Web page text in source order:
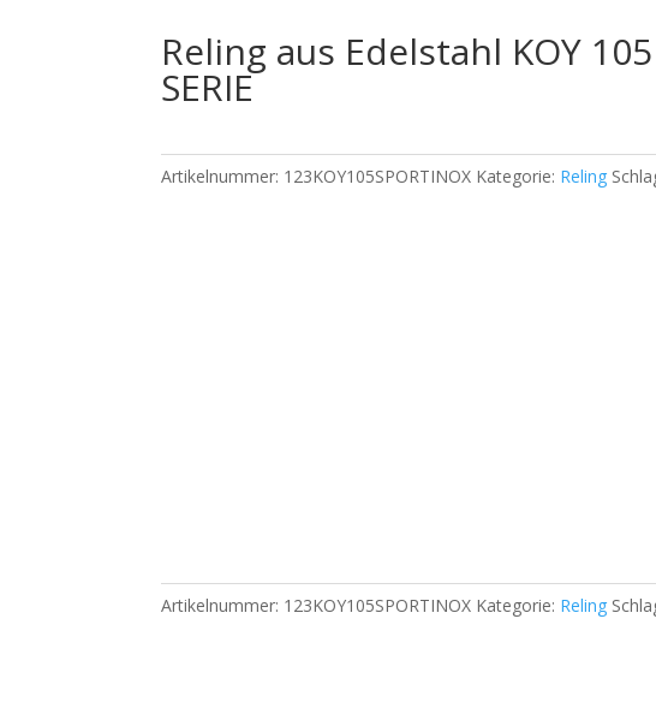
Reling aus Edelstahl KOY
SERIE
Artikelnummer: 123KOY105SPORTINOX Kategorie: Reling
Artikelnummer: 123KOY105SPORTINOX Kategorie: Reling